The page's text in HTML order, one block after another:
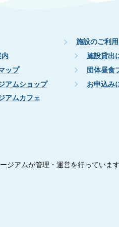
ップ
アムショップ
アムカフェ
施設のご利
施設貸出
団体昼食
お申込み
ジアムが管理・運営を行っていま